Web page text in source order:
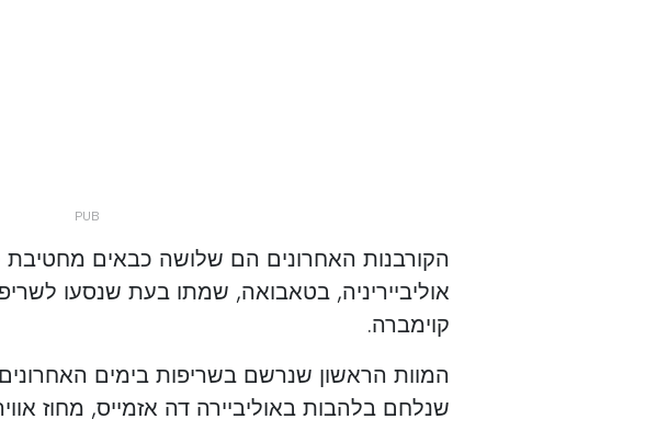
הקורבנות האחרונים הם שלושה כבאים מחטיבת
אוליבייריניה, בטאבואה, שמתו בעת שנסעו
קוימברה.
המוות הראשון שנרשם בשריפות בימים
שנלחם בלהבות באוליביירה דה אזמייס, מחוז